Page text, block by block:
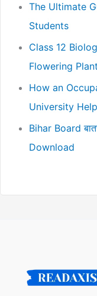
The Ultimate
Students
Class 12
Flowering
How an
University
Bihar Board
Download